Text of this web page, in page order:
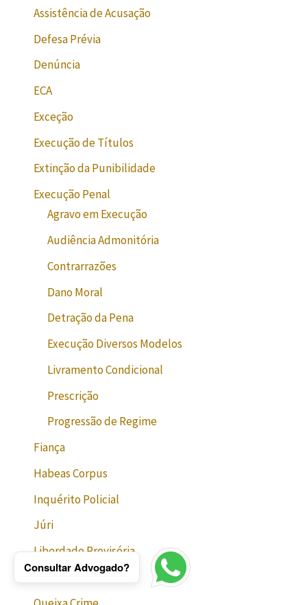
Assistência de Acusação
Defesa Prévia
Denúncia
ECA
Exceção
Execução de Títulos
Extinção da Punibilidade
Execução Penal
Agravo em Execução
Audiência Admonitória
Contrarrazões
Dano Moral
Detração da Pena
Execução Diversos Modelos
Livramento Condicional
Prescrição
Progressão de Regime
Fiança
Habeas Corpus
Inquérito Policial
Júri
Liberdade Provisória
Pedido de Prisão
Consultar Advogado?